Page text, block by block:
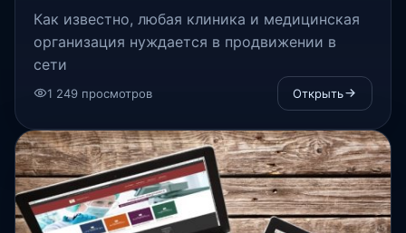
Как известно, любая клиника и медицинская
организация нуждается в продвижении в
сети
1 249 просмотров Открыть